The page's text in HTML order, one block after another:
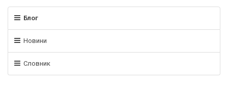
Блог
Новини
Словник